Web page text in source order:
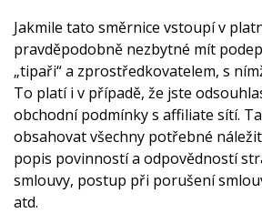
Jakmile tato směrnice vstoupí v
pravděpodobně nezbytné mít
„tipaři“ a zprostředkovatelem, s
To platí i v případě, že jste
obchodní podmínky s affiliate sítí.
obsahovat všechny potřebné
popis povinností a odpovědností
smlouvy, postup při porušení
atd.